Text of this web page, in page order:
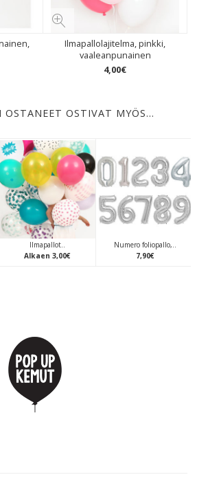
Ilmapallolajitelma, pinkki,
vaaleanpunainen
4,00€
OSTIVAT MYÖS…
Ilmapallot..
Alkaen 3,00€
Numero foliopallo,..
7,90€